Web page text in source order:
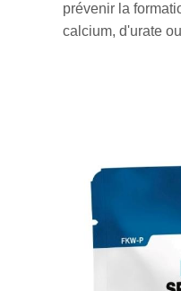
prévenir la
calcium, d'urate